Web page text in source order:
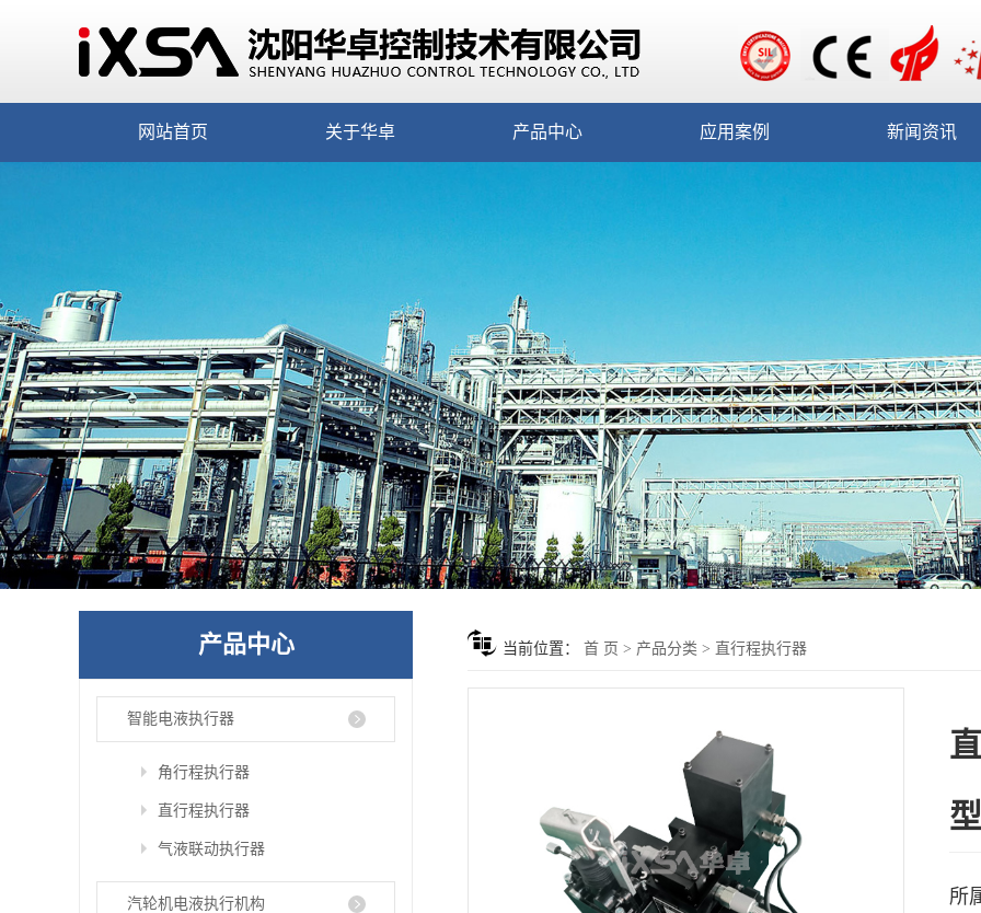
网站首页 关于华卓 产品中心 应用案例 新闻资讯
产品中心
智能电液执行器
角行程执行器
直行程执行器
气液联动执行器
汽轮机电液执行机构
当前位置： 首 页 > 产品分类 > 直行程执行器
所